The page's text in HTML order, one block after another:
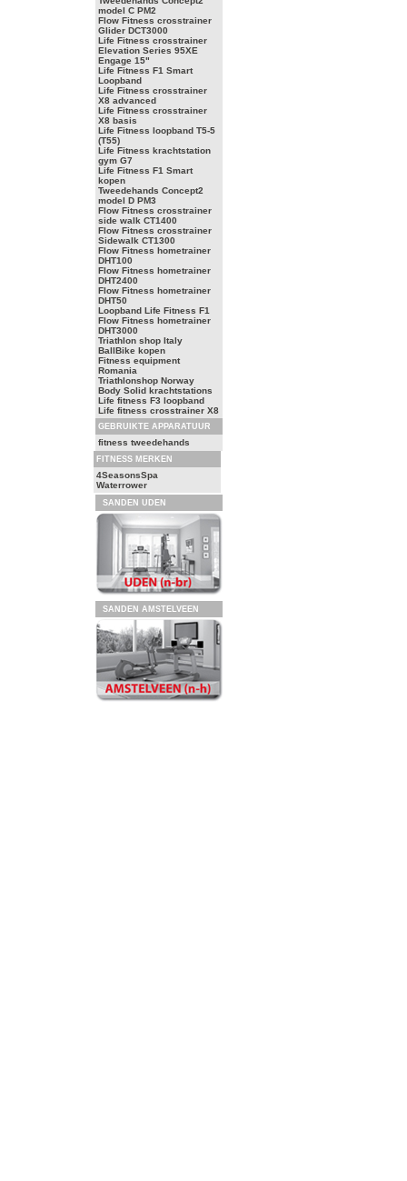
model C PM2
Flow Fitness crosstrainer
Glider DCT3000
Life Fitness crosstrainer
Elevation Series 95XE
Engage 15"
Life Fitness F1 Smart
Loopband
Life Fitness crosstrainer
X8 advanced
Life Fitness crosstrainer
X8 basis
Life Fitness loopband T5-5
(T55)
Life Fitness krachtstation
gym G7
Life Fitness F1 Smart
kopen
Tweedehands Concept2
model D PM3
Flow Fitness crosstrainer
side walk CT1400
Flow Fitness crosstrainer
Sidewalk CT1300
Flow Fitness hometrainer
DHT100
Flow Fitness hometrainer
DHT2400
Flow Fitness hometrainer
DHT50
Loopband Life Fitness F1
Flow Fitness hometrainer
DHT3000
Triathlon shop Italy
BallBike kopen
Fitness equipment
Romania
Triathlonshop Norway
Body Solid krachtstations
Life fitness F3 loopband
Life fitness crosstrainer X8
GEBRUIKTE APPARATUUR
fitness tweedehands
FITNESS MERKEN
4SeasonsSpa
Waterrower
SANDEN UDEN
SANDEN AMSTELVEEN